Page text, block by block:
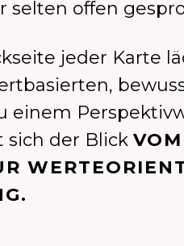
selten offen
jeder Karte
einem
sich der Blick